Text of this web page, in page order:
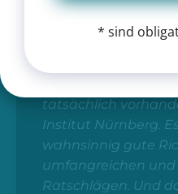
gehen muss. Als
und kennenlernte,
tatsächlich
Institut Nürnberg.
wahnsinnig gute
umfangreichen
Ratschlägen. Und
* sind